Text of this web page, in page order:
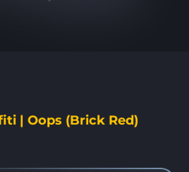
| Oops (Brick Red)